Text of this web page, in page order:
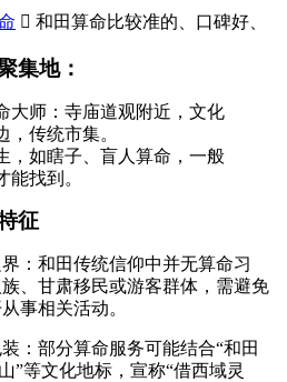
 和田算命比较准的、口碑好、
集地：
大师：寺庙道观附近，文化
，传统市集。
，如瞎子、盲人算命，一般
能找到。
征
：和田传统信仰中并无算命习
、甘肃移民或游客群体，需避免
事相关活动。
：部分算命服务可能结合“和田
”等文化地标，宣称“借西域灵